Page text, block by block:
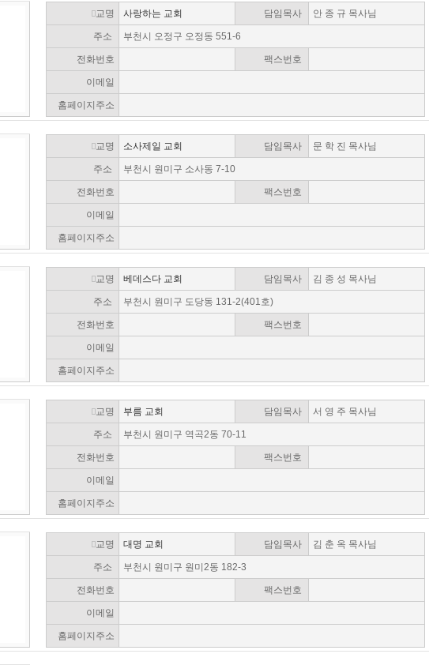
교명 사랑하는 교회 담임목사 안 종 규 목사님
주소 부천시 오정구 오정동 551-6
전화번호 팩스번호
이메일
홈페이지주소
교명 소사제일 교회 담임목사 문 학 진 목사님
주소 부천시 원미구 소사동 7-10
전화번호 팩스번호
이메일
홈페이지주소
교명 베데스다 교회 담임목사 김 종 성 목사님
주소 부천시 원미구 도당동 131-2(401호)
전화번호 팩스번호
이메일
홈페이지주소
교명 부름 교회 담임목사 서 영 주 목사님
주소 부천시 원미구 역곡2동 70-11
전화번호 팩스번호
이메일
홈페이지주소
교명 대명 교회 담임목사 김 춘 옥 목사님
주소 부천시 원미구 원미2동 182-3
전화번호 팩스번호
이메일
홈페이지주소